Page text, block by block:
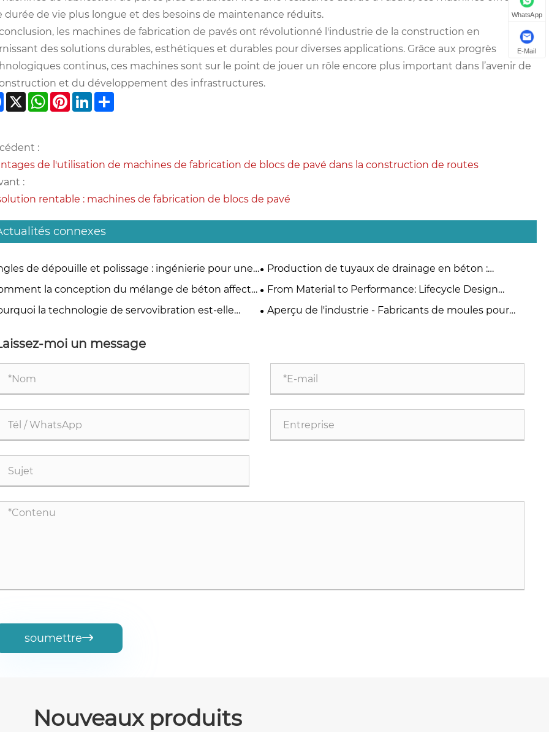
durée de vie plus longue et des besoins de maintenance réduits.
les machines de fabrication de pavés ont révolutionné l'industrie de la construction en
des solutions durables, esthétiques et durables pour diverses applications. Grâce aux progrès
continus, ces machines sont sur le point de jouer un rôle encore plus important dans l’avenir de
et du développement des infrastructures.
Facebook
X WhatsApp
PinterestLinkedIn
:
de l'utilisation de machines de fabrication de blocs de pavé dans la construction de routes
:
rentable : machines de fabrication de blocs de pavé
connexes
de dépouille et polissage : ingénierie pour une
de blocs en douceur
Production de tuyaux de drainage en béton :
comment choisir entre les méthodes d'extrusion et de
la conception du mélange de béton affecte
la sélection des matériaux de moule
From Material to Performance: Lifecycle Design
Principles for High-Quality Concrete Steel Moulds
la technologie de servovibration est-elle
Aperçu de l'industrie - Fabricants de moules pour
moi un message
soumettre
Nouveaux produits
WhatsApp
E-Mail